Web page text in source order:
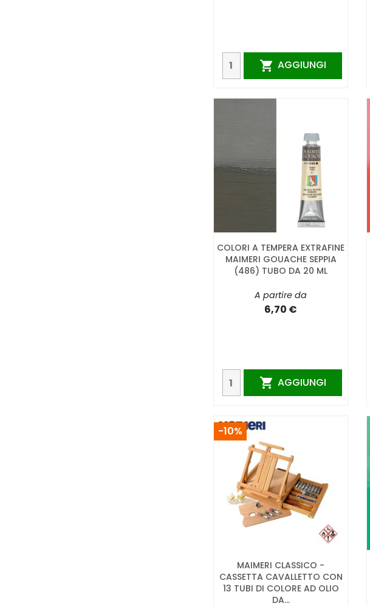
 AGGIUNGI
COLORI A TEMPERA EXTRAFINE
MAIMERI GOUACHE SEPPIA
(486) TUBO DA 20 ML
A partire da
6,70 €
 AGGIUNGI
MAIMERI CLASSICO -
CASSETTA CAVALLETTO CON
13 TUBI DI COLORE AD OLIO
DA...
-10%